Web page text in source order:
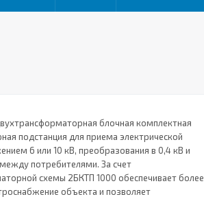
блочная комплектная
подстанция для приема электрической
6 или 10 кВ, преобразования в 0,4 кВ и
потребителями. За счет
схемы 2БКТП 1000 обеспечивает более
объекта и позволяет